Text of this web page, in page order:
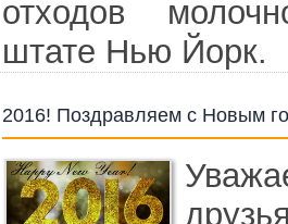
отходов
штате Нью Йорк.
2016! Поздравляем с Новым